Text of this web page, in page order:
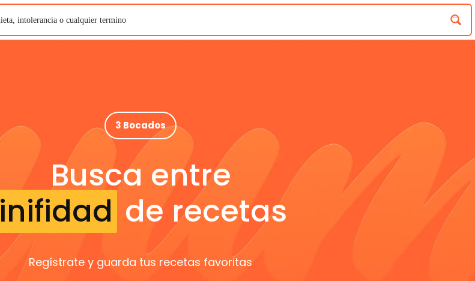
3 Bocados
Busca entre
inifidad de recetas
Regístrate y guarda tus recetas favoritas